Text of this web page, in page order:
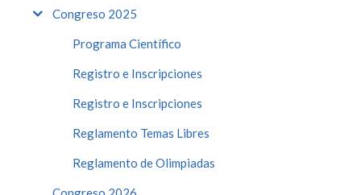
Congreso 2025
Programa Científico
Registro e Inscripciones
Registro e Inscripciones
Reglamento Temas Libres
Reglamento de Olimpiadas